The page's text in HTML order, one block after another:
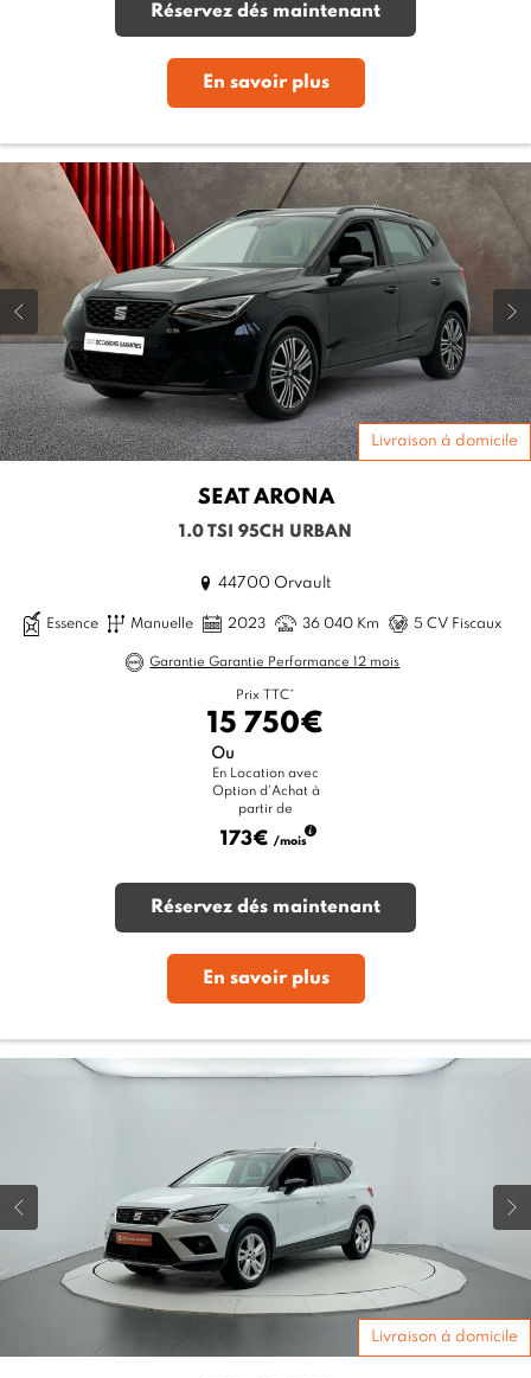
Réservez dés maintenant
En savoir plus
Livraison à domicile
SEATARONA
1.0 TSI 95CH URBAN
44700 Orvault
Essence Manuelle 2023 36 040 Km 5 CV Fiscaux
Garantie Garantie Performance 12 mois
Prix TTC*
15 750€
Ou
En Location avec
Option d'Achat à
partir de
173€ /mois
Réservez dés maintenant
En savoir plus
Livraison à domicile